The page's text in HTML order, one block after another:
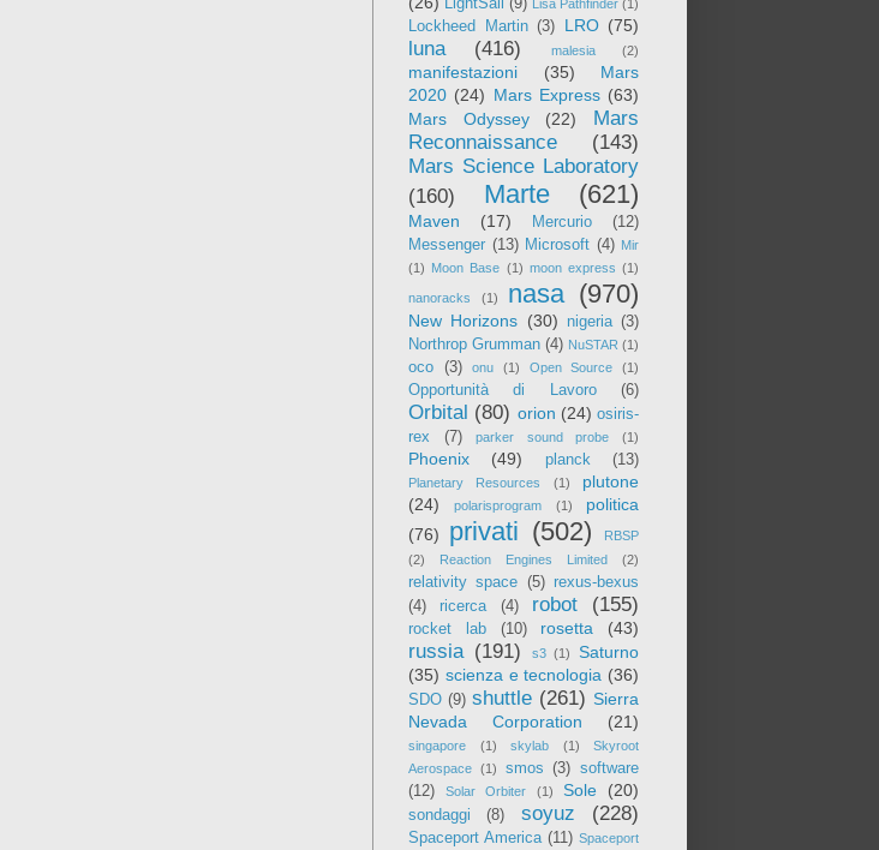
LightSail (9) Lisa Pathfinder (1)
Lockheed Martin (3) LRO (75)
luna (416) malesia (2)
manifestazioni (35)
Mars
2020 (24) Mars Express (63)
Mars Odyssey
(22)
Mars
Reconnaissance
(143)
Mars Science Laboratory
(160)
Marte (621)
Maven (17) Mercurio
(12)
Messenger (13) Microsoft (4) Mir
(1) Moon Base (1) moon express (1)
nanoracks (1) nasa (970)
New Horizons (30) nigeria (3)
Northrop Grumman (4) NuSTAR (1)
oco (3) onu (1) Open Source (1)
Opportunità di Lavoro (6)
Orbital (80) orion (24) osiris-
rex
(7) parker sound probe (1)
Phoenix (49) planck (13)
Planetary Resources (1)
plutone
(24)
polarisprogram (1)
politica
(76)
privati (502)
RBSP
(2)
Reaction Engines Limited (2)
relativity space (5) rexus-bexus
(4)
ricerca (4) robot (155)
rocket lab (10) rosetta (43)
russia (191) s3 (1)
Saturno
(35) scienza e tecnologia (36)
SDO (9) shuttle (261) Sierra
Nevada Corporation
(21)
singapore (1) skylab (1)
Skyroot
Aerospace (1) smos (3) software
(12)
Solar Orbiter (1) Sole (20)
sondaggi (8) soyuz (228)
Spaceport America (11) Spaceport